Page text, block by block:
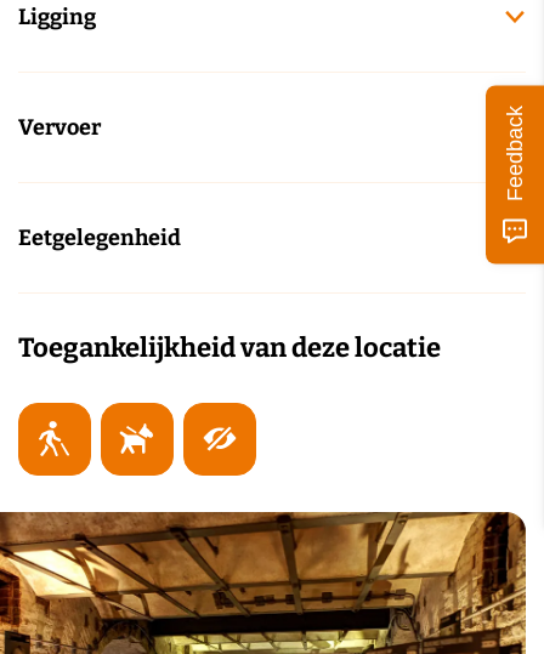
Ligging
Vervoer
Eetgelegenheid
Toegankelijkheid van deze locatie
Feedback